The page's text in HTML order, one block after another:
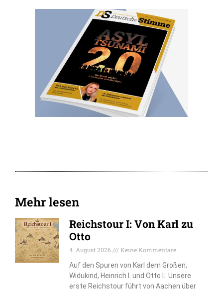
Mehr lesen
Reichstour I: Von Karl zu
Otto
4. August 2026
Keine Kommentare
Auf den Spuren von Karl dem Großen,
Widukind, Heinrich I. und Otto I.: Unsere
erste Reichstour führt von Aachen über